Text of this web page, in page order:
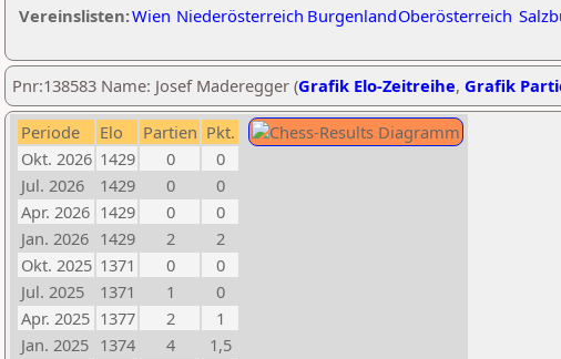
Vereinslisten:Wien Niederösterreich BurgenlandOberösterreich
Pnr:138583 Name: Josef Maderegger (Grafik Elo-Zeitreihe, Grafik
Periode Elo Partien Pkt.
Okt. 2026 1429 0
0
Jul. 2026
1429 0
0
Apr. 2026 1429 0
0
Jan. 2026 1429 2
2
Okt. 2025 1371 0
0
Jul. 2025
1371 1
0
Apr. 2025 1377 2
1
Jan. 2025 1374 4
1,5